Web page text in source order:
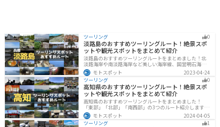
ツーリング 0
淡路島のおすすめツーリングルート！絶景スポ
ットや観光スポットをまとめて紹介
淡路島のおすすめツーリングルートをまとめました！北
淡路海岸や南淡路海岸など美しい海岸線、国営明石海峡
公園や淡路夢舞台など、自然とアートが融合した施設も
多数あります。バイクで淡路島にツーリングに行く際は
参考にしてください。
モトスポット
2023-04-24
ツーリング
0
高知県のおすすめツーリングルート！絶景スポ
ットや観光スポットをまとめて紹介
高知県のおすすめツーリングルートをまとめました！
「東部」「北部」「南西部」の3つのルート紹介します。
山と海どちらも楽しめるスポットが多数あり、様々な楽
しみ方ができます。バイクで高知県にツーリングに行く
際は参考にしてください。
モトスポット
2024-04-05
ツーリング
1